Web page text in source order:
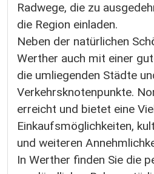
Radwege, die zu
die Region einladen.
Neben der natürlichen
Werther auch mit einer
die umliegenden Städte
Verkehrsknotenpunkte.
erreicht und bietet eine
Einkaufsmöglichkeiten,
und weiteren
In Werther finden Sie die